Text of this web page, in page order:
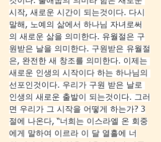
시작, 새로운 시간이 되는것이다. 다시
말해, 노예의 삶에서 하나님 자녀로써
의 새로운 삶을 의미한다. 유월절은 구
원받은 날을 의미한다. 구원받은 유월절
은, 완전한 새 창조를 의미한다. 이제는
새로운 인생의 시작이다 하는 하나님의
선포인것이다. 우리가 구원 받은 날로
인생의 새로운 출발이 되는것이다. 그러
면 우리가 그 시작을 어떻게 하는가? 3
절에 나온다, “너희는 이스라엘 온 회중
에게 말하여 이르라 이 달 열흘에 너